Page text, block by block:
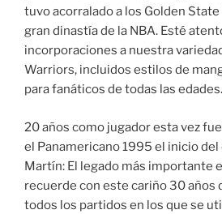
tuvo acorralado a los Golden
gran dinastía de la NBA. Esté
incorporaciones a nuestra
Warriors, incluidos estilos de
para fanáticos de todas las edades.
20 años como jugador esta vez
el Panamericano 1995 el inicio del
Martín: El legado más importante
recuerde con este cariño 30 años
todos los partidos en los que se